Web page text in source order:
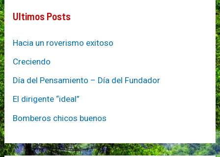
Ultimos Posts
Hacia un roverismo exitoso
Creciendo
Día del Pensamiento – Día del Fundador
El dirigente “ideal”
Bomberos chicos buenos